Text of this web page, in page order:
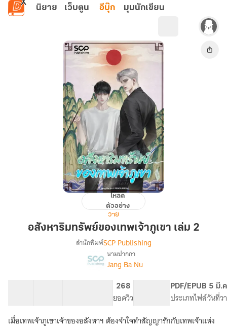
ข้ามไปยังเนื้อหาหลัก
นิยาย เว็บตูน อีบุ๊ก มุมนักเขียน
อสังหาริมทรัพย์
เทพเจ้า
โหลด
ตัวอย่าง
วาย
อสังหาริมทรัพย์ของเทพเจ้าภูเขา เล่ม 2
เรื่อง
อสังหาริมทรัพย์
เทพเจ้า
ภูเขา
สำนักพิมพ์SCP Publishing
นามปากกา
Jang Ba Nu
268
ยอดวิว
PDF/EPUB
ประเภทไฟล์
5 มี.
วันที่ว
เมื่อเทพเจ้าภูเขาเจ้าของอสังหาฯ ต้องจำใจทำสัญญารักกับเทพเจ้าแห่ง